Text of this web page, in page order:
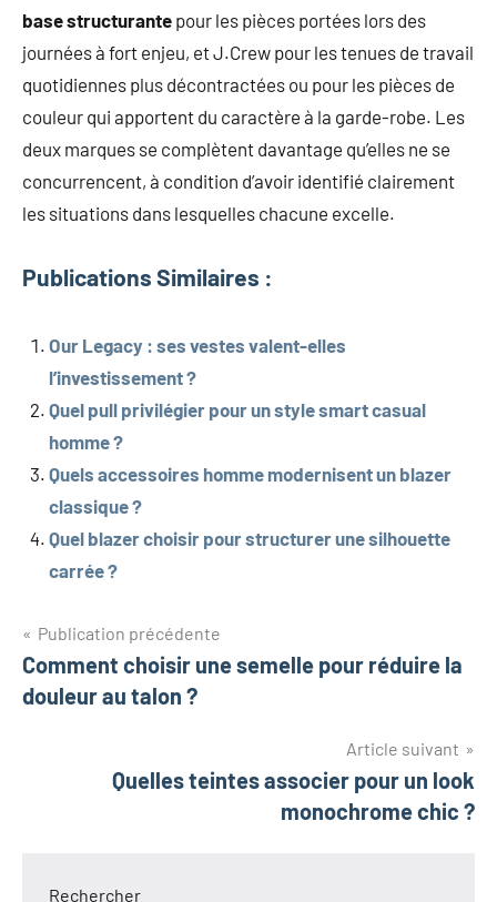
base structurante pour les pièces portées lors des
journées à fort enjeu, et J.Crew pour les tenues de travail
quotidiennes plus décontractées ou pour les pièces de
couleur qui apportent du caractère à la garde-robe. Les
deux marques se complètent davantage qu’elles ne se
concurrencent, à condition d’avoir identifié clairement
les situations dans lesquelles chacune excelle.
Publications Similaires :
Our Legacy : ses vestes valent-elles
l’investissement ?
Quel pull privilégier pour un style smart casual
homme ?
Quels accessoires homme modernisent un blazer
classique ?
Quel blazer choisir pour structurer une silhouette
carrée ?
Navigation
de
Publication précédente
Comment choisir une semelle pour réduire la
douleur au talon ?
Article suivant
Quelles teintes associer pour un look
monochrome chic ?
Rechercher